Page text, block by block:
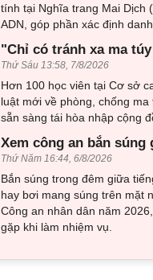
tính tại Nghĩa trang Mai Dịch
ADN, góp phần xác định
"Chỉ có tránh xa ma
Thứ Sáu 13:58, 7/8/2026
Hơn 100 học viên tại Cơ sở
luật mới về phòng, chống
sẵn sàng tái hòa nhập cộng
Xem công an bắn
Thứ Năm 16:44, 6/8/2026
Bắn súng trong đêm giữa
hay bơi mang súng trên mặt
Công an nhân dân năm
gặp khi làm nhiệm vụ.